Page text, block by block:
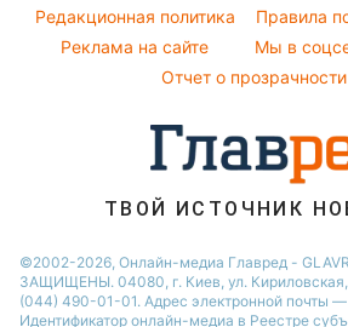
Ольга Сумская
Филипп Киркоров
Авто
Комнатные растения
Редакционная политика
Правила
Реклама на сайте
Мы в
Отчет о
ТВОЙ ИСТОЧНИК
©2002-2026, Онлайн-медиа Главред -
ЗАЩИЩЕНЫ. 04080, г. Киев, ул.
(044) 490-01-01. Адрес электронной почты
Идентификатор онлайн-медиа в Реестре